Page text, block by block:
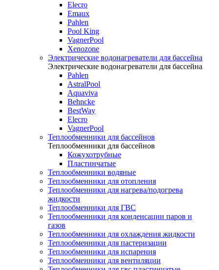
Elecro
Emaux
Pahlen
Pool King
VagnerPool
Xenozone
Электрические водонагреватели для бассейна
Электрические водонагреватели для бассейна
Pahlen
AstralPool
Aquaviva
Behncke
BestWay
Elecro
VagnerPool
Теплообменники для бассейнов
Теплообменники для бассейнов
Кожухотрубные
Пластинчатые
Теплообменники водяные
Теплообменники для отопления
Теплообменники для нагрева/подогрева
жидкости
Теплообменники для ГВС
Теплообменники для конденсации паров и
газов
Теплообменники для охлаждения жидкости
Теплообменники для пастеризации
Теплообменники для испарения
Теплообменники для вентиляции